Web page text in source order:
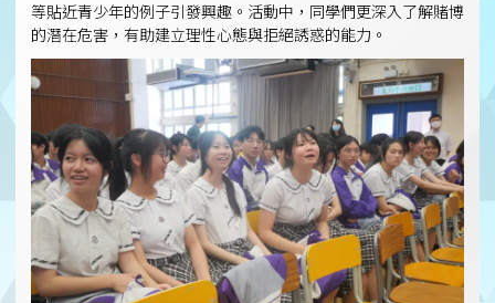
等貼近青少年的例子引發興趣。活動中，同學們更深入了解賭博
的潛在危害，有助建立理性心態與拒絕誘惑的能力。